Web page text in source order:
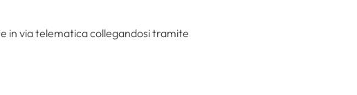
in via telematica collegandosi tramite